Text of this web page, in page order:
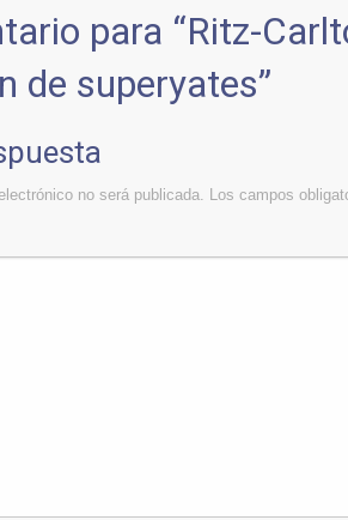
para “Ritz-
de superyates”
no será publicada. Los campos